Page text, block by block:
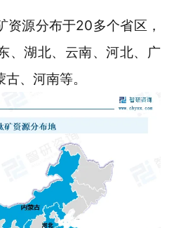
资源分布于20多个省区，
、湖北、云南、河北、广
、河南等。